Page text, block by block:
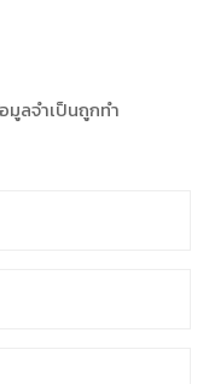
มูลจำเป็นถูกทำ